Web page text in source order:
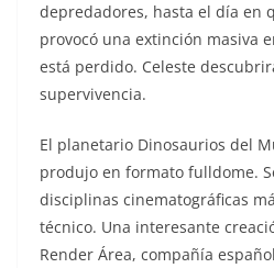
depredadores, hasta el día en
provocó una extinción masiva
está perdido. Celeste
supervivencia.
El planetario Dinosaurios del
produjo en formato fulldome.
disciplinas cinematográficas
técnico. Una interesante
Render Área, compañía